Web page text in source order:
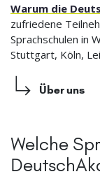
Warum die
zufriedene
Sprachschulen in
Stuttgart, Köln,
Über uns
Welche